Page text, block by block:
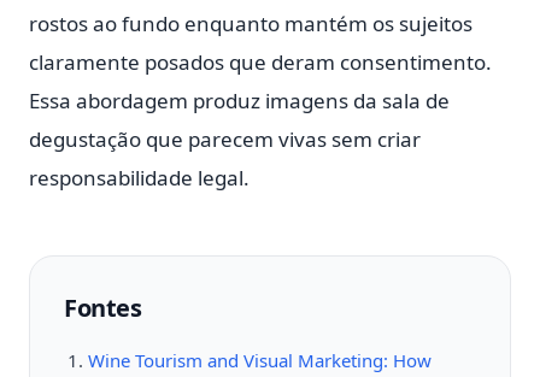
rostos ao fundo enquanto mantém os sujeitos
claramente posados que deram consentimento.
Essa abordagem produz imagens da sala de
degustação que parecem vivas sem criar
responsabilidade legal.
Fontes
Wine Tourism and Visual Marketing: How